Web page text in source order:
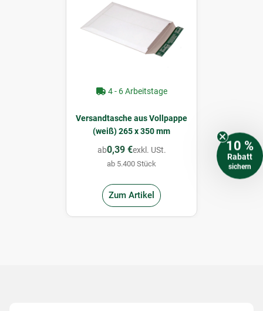
4 - 6 Arbeitstage
Versandtasche aus Vollpappe
(weiß) 265 x 350 mm
ab0,39 €exkl. USt.
ab 5.400 Stück
Zum Artikel
10 %
Rabatt
sichern